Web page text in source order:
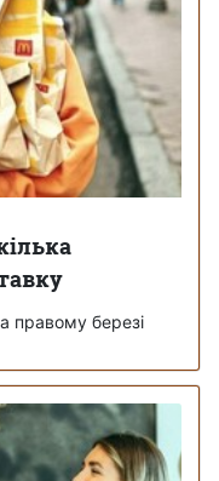
правому березі